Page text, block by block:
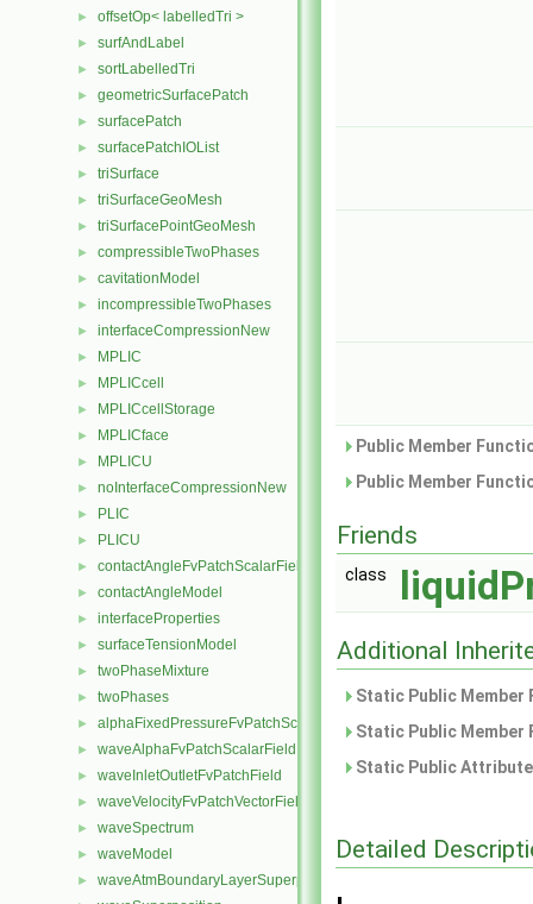
► offsetOp< labelledTri >
► surfAndLabel
► sortLabelledTri
► geometricSurfacePatch
► surfacePatch
► surfacePatchIOList
► triSurface
► triSurfaceGeoMesh
► triSurfacePointGeoMesh
► compressibleTwoPhases
► cavitationModel
► incompressibleTwoPhases
► interfaceCompressionNew
► MPLIC
► MPLICcell
► MPLICcellStorage
► MPLICface
► MPLICU
► noInterfaceCompressionNew
► PLIC
► PLICU
► contactAngleFvPatchScalarField
► contactAngleModel
► interfaceProperties
► surfaceTensionModel
► twoPhaseMixture
► twoPhases
► alphaFixedPressureFvPatchScalarField
► waveAlphaFvPatchScalarField
► waveInletOutletFvPatchField
► waveVelocityFvPatchVectorField
► waveSpectrum
► waveModel
► waveAtmBoundaryLayerSuperposition
Public Member
Public Member
Friends
class
Additional
Static Public
Static Public
Static Public
Detailed